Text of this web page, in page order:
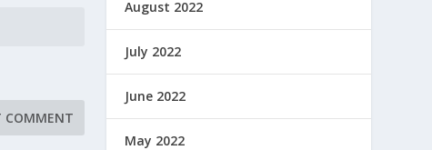
August 2022
July 2022
June 2022
May 2022